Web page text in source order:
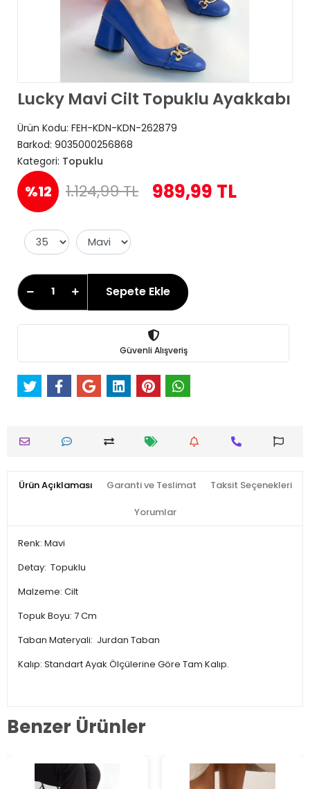
Lucky Mavi Cilt Topuklu Ayakkabı
Ürün Kodu: FEH-KDN-KDN-262879
Barkod: 9035000256868
Kategori: Topuklu
%12 1.124,99 TL 989,99 TL
Sepete Ekle
Güvenli Alışveriş
Ürün Açıklaması Garanti ve Teslimat Taksit Seçenekleri
Yorumlar
Renk: Mavi
Detay: Topuklu
Malzeme: Cilt
Topuk Boyu: 7 Cm
Taban Materyali: Jurdan Taban
Kalıp: Standart Ayak Ölçülerine Göre Tam Kalıp.
Benzer Ürünler